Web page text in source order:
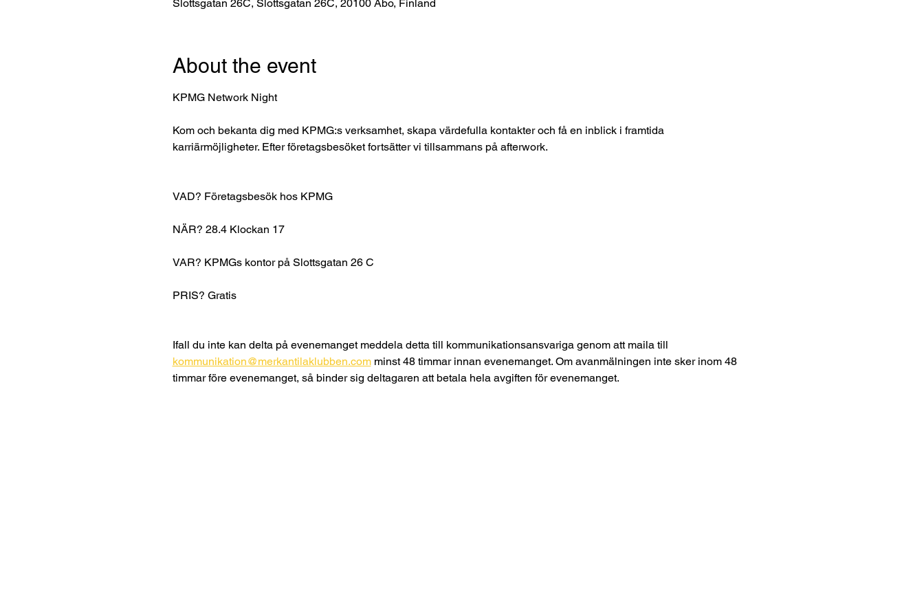
Slottsgatan 26C, Slottsgatan 26C, 20100 Åbo, Finland
About the event
KPMG Network Night
Kom och bekanta dig med KPMG:s verksamhet, skapa värdefulla kontakter och få en inblick i framtida
karriärmöjligheter. Efter företagsbesöket fortsätter vi tillsammans på afterwork.
VAD? Företagsbesök hos KPMG
NÄR? 28.4 Klockan 17
VAR? KPMGs kontor på Slottsgatan 26 C
PRIS? Gratis
Ifall du inte kan delta på evenemanget meddela detta till kommunikationsansvariga genom att maila till
kommunikation@merkantilaklubben.com minst 48 timmar innan evenemanget. Om avanmälningen inte sker inom 48
timmar före evenemanget, så binder sig deltagaren att betala hela avgiften för evenemanget.